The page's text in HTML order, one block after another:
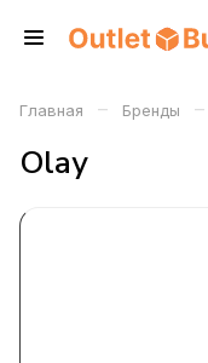
Главная – Бренды –
Olay